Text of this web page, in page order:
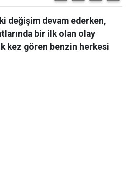
değişim devam ederken,
bir ilk olan olay
kez gören benzin herkesi